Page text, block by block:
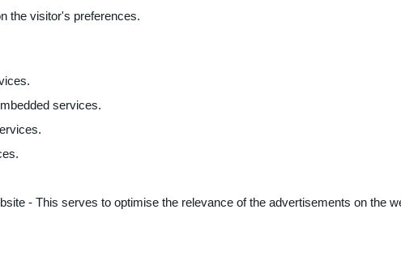
the visitor's preferences.
services.
- This serves to optimise the relevance of the advertisements on the